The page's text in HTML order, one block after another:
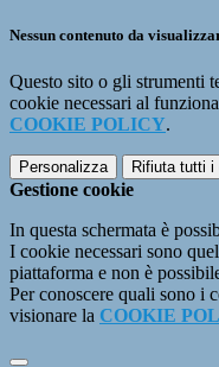
Nessun contenuto da
Questo sito o gli strumenti
cookie necessari al
COOKIE POLICY.
Personalizza Rifiuta tutti i
Gestione cookie
In questa schermata è
I cookie necessari sono
piattaforma e non è
Per conoscere quali sono i
visionare la COOKIE